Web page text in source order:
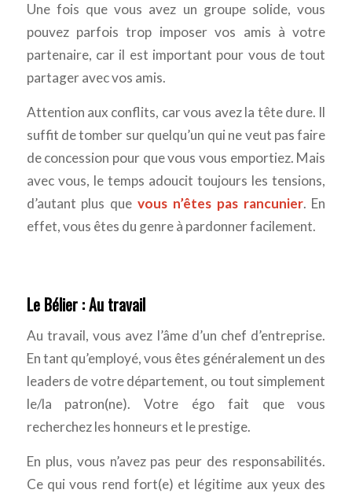
Une fois que vous avez un groupe solide, vous
pouvez parfois trop imposer vos amis à votre
partenaire, car il est important pour vous de tout
partager avec vos amis.
Attention aux conflits, car vous avez la tête dure. Il
suffit de tomber sur quelqu’un qui ne veut pas faire
de concession pour que vous vous emportiez. Mais
avec vous, le temps adoucit toujours les tensions,
d’autant plus quevous n’êtes pas rancunier. En
effet, vous êtes du genre à pardonner facilement.
Le Bélier : Au travail
Au travail, vous avez l’âme d’un chef d’entreprise.
En tant qu’employé, vous êtes généralement un des
leaders de votre département, ou tout simplement
le/la patron(ne). Votre égo fait que vous
recherchez les honneurs et le prestige.
En plus, vous n’avez pas peur des responsabilités.
Ce qui vous rend fort(e) et légitime aux yeux des